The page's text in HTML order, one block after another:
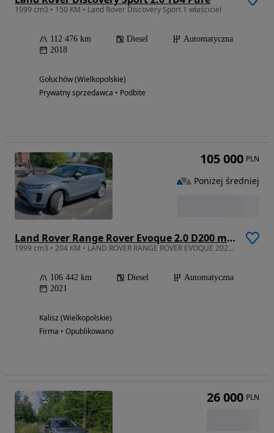
1999 cm3 • 150 KM • Land Rover Discovery Sport 1 właściciel
112 476 km Diesel
Automatyczna
2018
Gołuchów (Wielkopolskie)
Prywatny sprzedawca • Podbite
Land Rover Range Rover Evoque 2.0 D200 mHEV R-Dynamic HSE
1999 cm3 • 204 KM • LAND ROVER RANGE ROVER EVOQUE 2021r. Pierwszy właściciel
106 442 km Diesel
Automatyczna
2021
Kalisz (Wielkopolskie)
Firma • Opublikowano
105 000 PLN
Poniżej średniej
26 000 PLN